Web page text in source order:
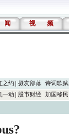
闻 视 频
之约 摄友部落 诗词歌赋
一动 股市财经 加国移民